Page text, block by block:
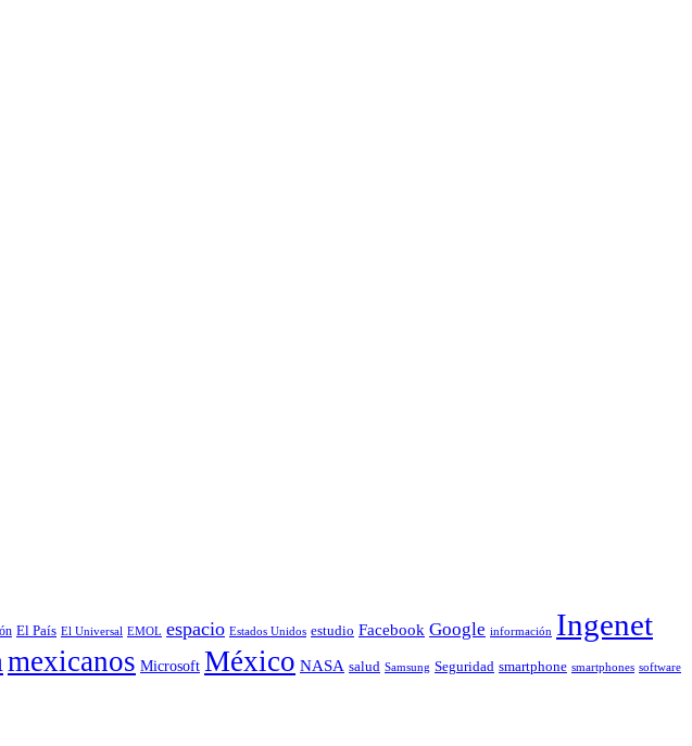
El País El Universal EMOL espacio Estados Unidos estudio Facebook Google información Ingenet
mexicanos Microsoft México NASA salud Samsung Seguridad smartphone smartphones software